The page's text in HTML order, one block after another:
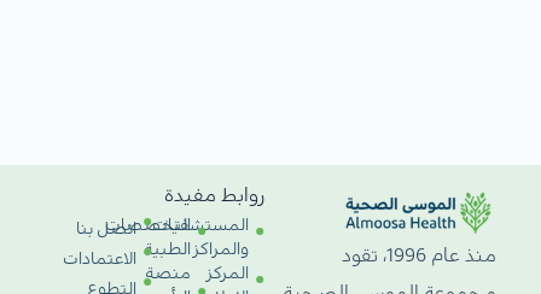
منذ عام 1996، تقود
روابط مفيدة
المستشفيات
والمراكز
المركز
التخصصات
الطبية
منصة
اتصل بنا
الاعتمادات
التطوع